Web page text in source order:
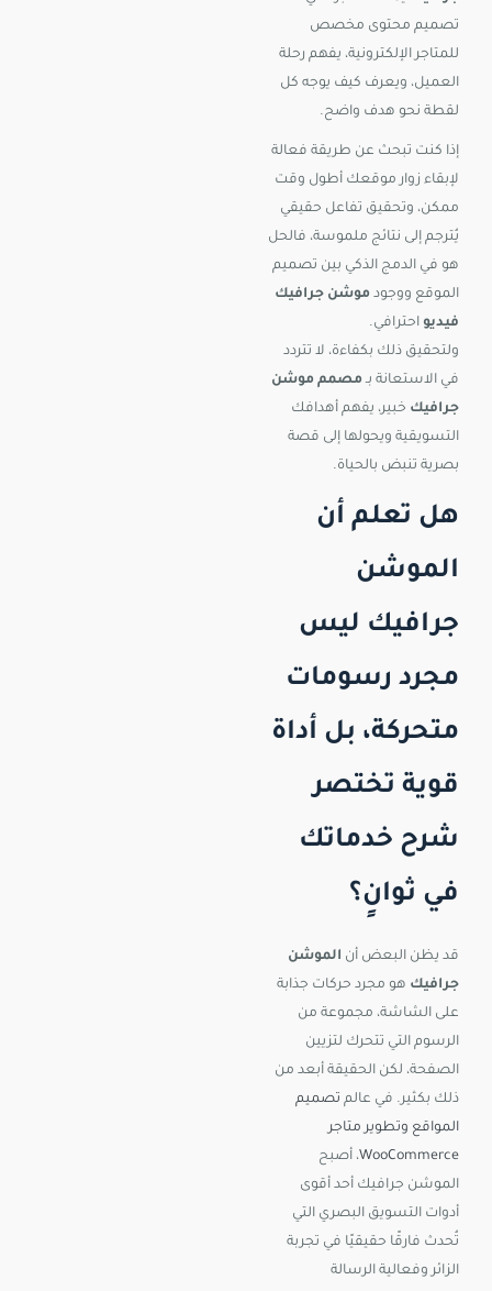
تصميم محتوى مخصص
للمتاجر الإلكترونية، يفهم رحلة
العميل، ويعرف كيف يوجه كل
لقطة نحو هدف واضح.
إذا كنت تبحث عن طريقة فعالة
لإبقاء زوار موقعك أطول وقت
ممكن، وتحقيق تفاعل حقيقي
يُترجم إلى نتائج ملموسة، فالحل
هو في الدمج الذكي بين تصميم
الموقع ووجود موشن جرافيك
فيديو احترافي.
ولتحقيق ذلك بكفاءة، لا تتردد
في الاستعانة بـ مصمم موشن
جرافيك خبير، يفهم أهدافك
التسويقية ويحولها إلى قصة
بصرية تنبض بالحياة.
هل تعلم أن
الموشن
جرافيك ليس
مجرد رسومات
متحركة، بل أداة
قوية تختصر
شرح خدماتك
في ثوانٍ؟
قد يظن البعض أن الموشن
جرافيك هو مجرد حركات جذابة
على الشاشة، مجموعة من
الرسوم التي تتحرك لتزيين
الصفحة، لكن الحقيقة أبعد من
ذلك بكثير. في عالم تصميم
المواقع وتطوير متاجر
WooCommerce، أصبح
الموشن جرافيك أحد أقوى
أدوات التسويق البصري التي
تُحدث فارقًا حقيقيًا في تجربة
الزائر وفعالية الرسالة